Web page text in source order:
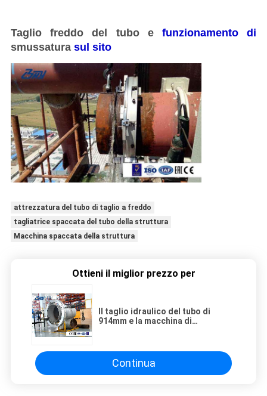
Taglio freddo del tubo e funzionamento di
smussatura sul sito
attrezzatura del tubo di taglio a freddo
tagliatrice spaccata del tubo della struttura
Macchina spaccata della struttura
Ottieni il miglior prezzo per
Il taglio idraulico del tubo di
914mm e la macchina di
montato
Continua